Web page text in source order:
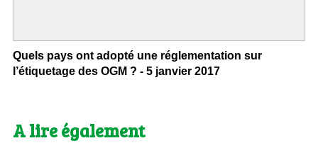
Quels pays ont adopté une réglementation sur
l’étiquetage des OGM ? - 5 janvier 2017
A lire également